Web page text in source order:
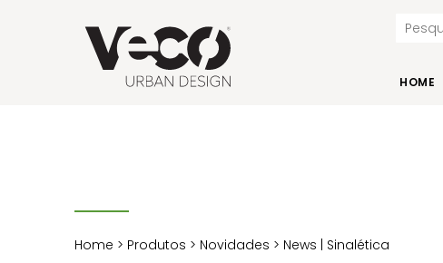
HOME
Home > Produtos > Novidades > News | Sinalética